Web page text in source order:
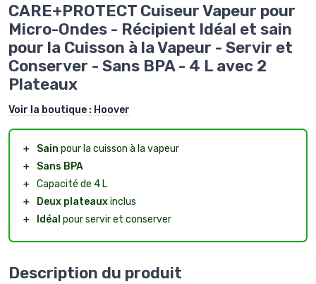
CARE+PROTECT Cuiseur Vapeur pour
Micro-Ondes - Récipient Idéal et sain
pour la Cuisson à la Vapeur - Servir et
Conserver - Sans BPA - 4 L avec 2
Plateaux
Voir la boutique : Hoover
＋ Sain pour la cuisson à la vapeur
＋
Sans BPA
＋ Capacité de 4 L
＋
Deux plateauxinclus
＋
Idéal pour servir et conserver
Description du produit